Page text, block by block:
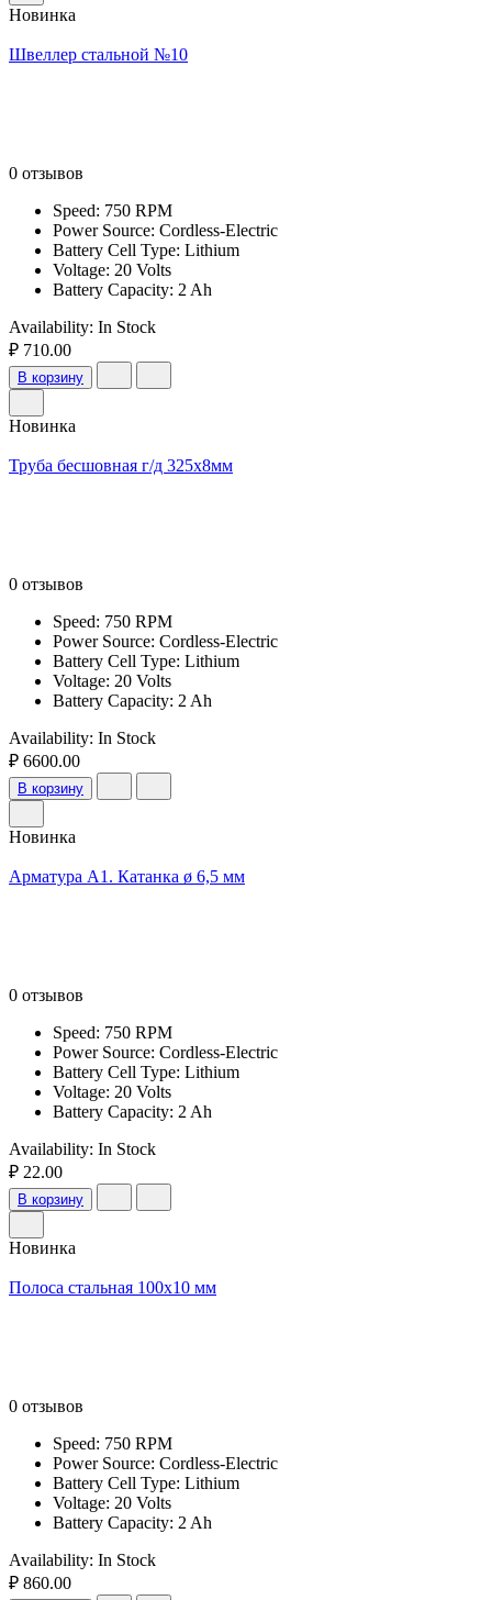
Новинка
Швеллер стальной №10
0 отзывов
Speed: 750 RPM
Power Source: Cordless-Electric
Battery Cell Type: Lithium
Voltage: 20 Volts
Battery Capacity: 2 Ah
Availability: In Stock
₽ 710.00
В корзину
Новинка
Труба бесшовная г/д 325х8мм
0 отзывов
Speed: 750 RPM
Power Source: Cordless-Electric
Battery Cell Type: Lithium
Voltage: 20 Volts
Battery Capacity: 2 Ah
Availability: In Stock
₽ 6600.00
В корзину
Новинка
Арматура А1. Катанка ø 6,5 мм
0 отзывов
Speed: 750 RPM
Power Source: Cordless-Electric
Battery Cell Type: Lithium
Voltage: 20 Volts
Battery Capacity: 2 Ah
Availability: In Stock
₽ 22.00
В корзину
Новинка
Полоса стальная 100х10 мм
0 отзывов
Speed: 750 RPM
Power Source: Cordless-Electric
Battery Cell Type: Lithium
Voltage: 20 Volts
Battery Capacity: 2 Ah
Availability: In Stock
₽ 860.00